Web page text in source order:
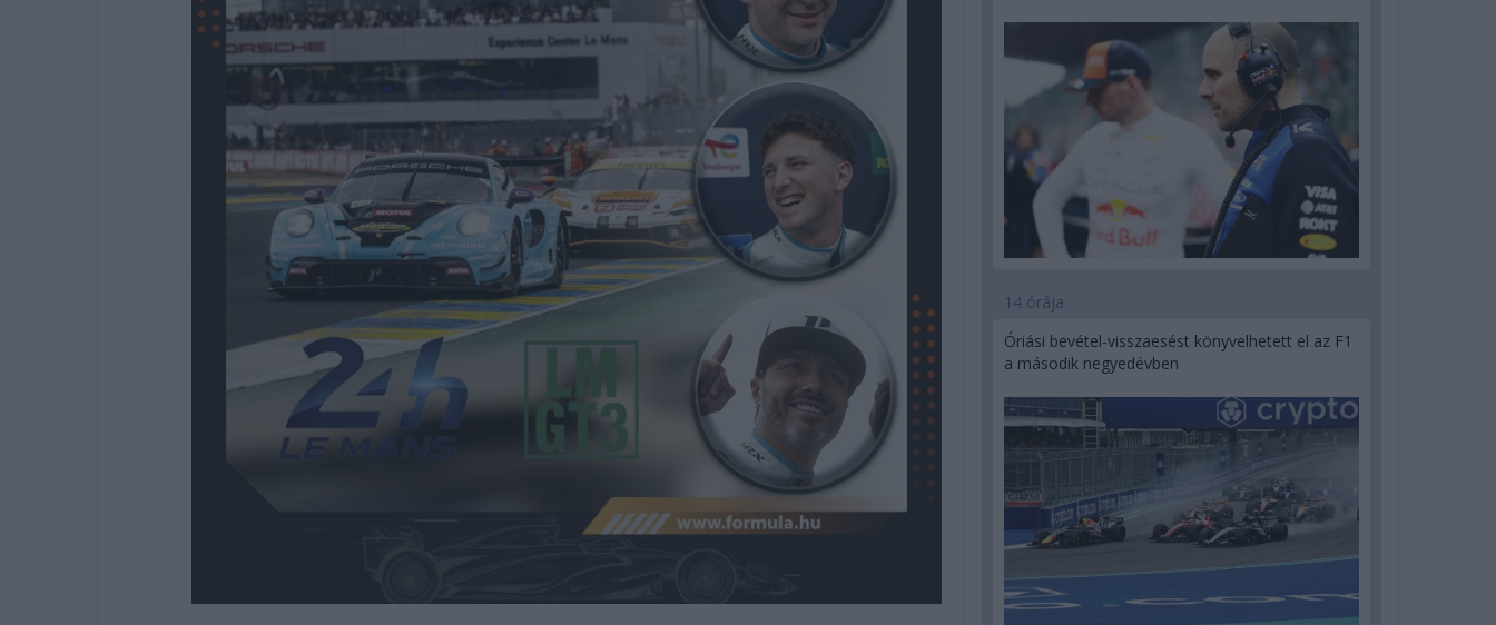
14 órája
Óriási bevétel-visszaesést könyvelhetett el az F1
a második negyedévben